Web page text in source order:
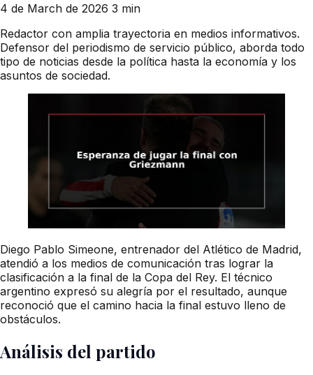
4 de March de 2026 3 min
Redactor con amplia trayectoria en medios informativos.
Defensor del periodismo de servicio público, aborda todo
tipo de noticias desde la política hasta la economía y los
asuntos de sociedad.
Diego Pablo Simeone, entrenador del Atlético de Madrid,
atendió a los medios de comunicación tras lograr la
clasificación a la final de la Copa del Rey. El técnico
argentino expresó su alegría por el resultado, aunque
reconoció que el camino hacia la final estuvo lleno de
obstáculos.
Análisis del partido